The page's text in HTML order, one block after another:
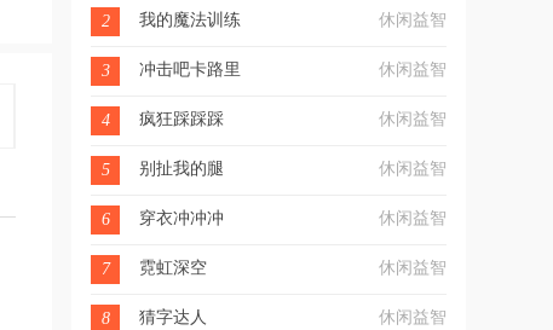
2 我的魔法训练 休闲益智
3 冲击吧卡路里 休闲益智
4 疯狂踩踩踩 休闲益智
5 别扯我的腿 休闲益智
6 穿衣冲冲冲 休闲益智
7 霓虹深空 休闲益智
8 猜字达人 休闲益智